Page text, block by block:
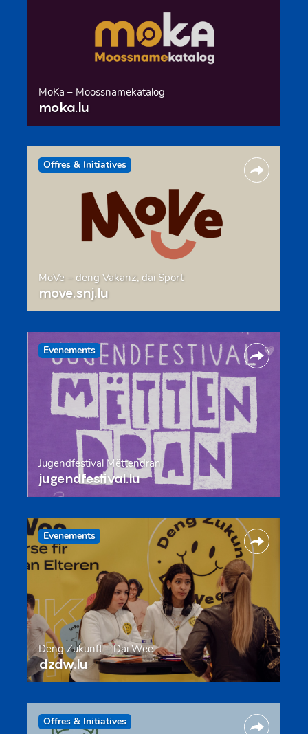
MoKa – Moossnamekatalog
moka.lu
Offres & Initiatives
MoVe – deng Vakanz, däi Sport
move.snj.lu
Evenements
Jugendfestival Mëttendran
jugendfestival.lu
Evenements
Deng Zukunft – Däi Wee
dzdw.lu
Offres & Initiatives